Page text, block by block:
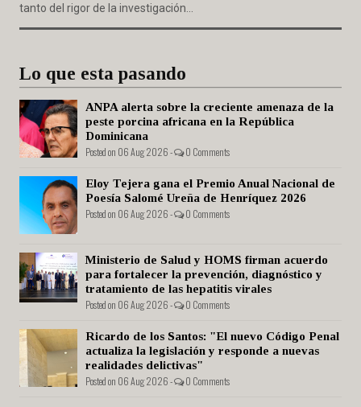
tanto del rigor de la investigación...
Lo que esta pasando
ANPA alerta sobre la creciente amenaza de la
peste porcina africana en la República
Dominicana
Posted on 06 Aug 2026 - 0 Comments
Eloy Tejera gana el Premio Anual Nacional de
Poesía Salomé Ureña de Henríquez 2026
Posted on 06 Aug 2026 - 0 Comments
Ministerio de Salud y HOMS firman acuerdo
para fortalecer la prevención, diagnóstico y
tratamiento de las hepatitis virales
Posted on 06 Aug 2026 - 0 Comments
Ricardo de los Santos: "El nuevo Código Penal
actualiza la legislación y responde a nuevas
realidades delictivas"
Posted on 06 Aug 2026 - 0 Comments